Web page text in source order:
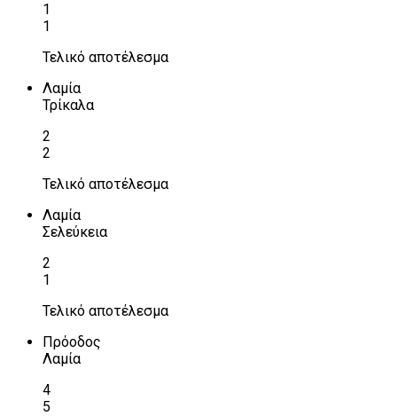
1
1
Τελικό αποτέλεσμα
Λαμία
Τρίκαλα
2
2
Τελικό αποτέλεσμα
Λαμία
Σελεύκεια
2
1
Τελικό αποτέλεσμα
Πρόοδος
Λαμία
4
5